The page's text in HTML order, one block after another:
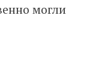
могли